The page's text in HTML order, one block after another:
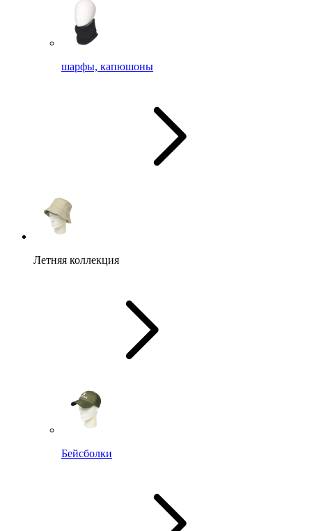
шарфы, капюшоны
Летняя коллекция
Бейсболки